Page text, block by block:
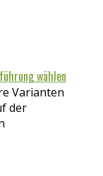
wählen
Varianten
der